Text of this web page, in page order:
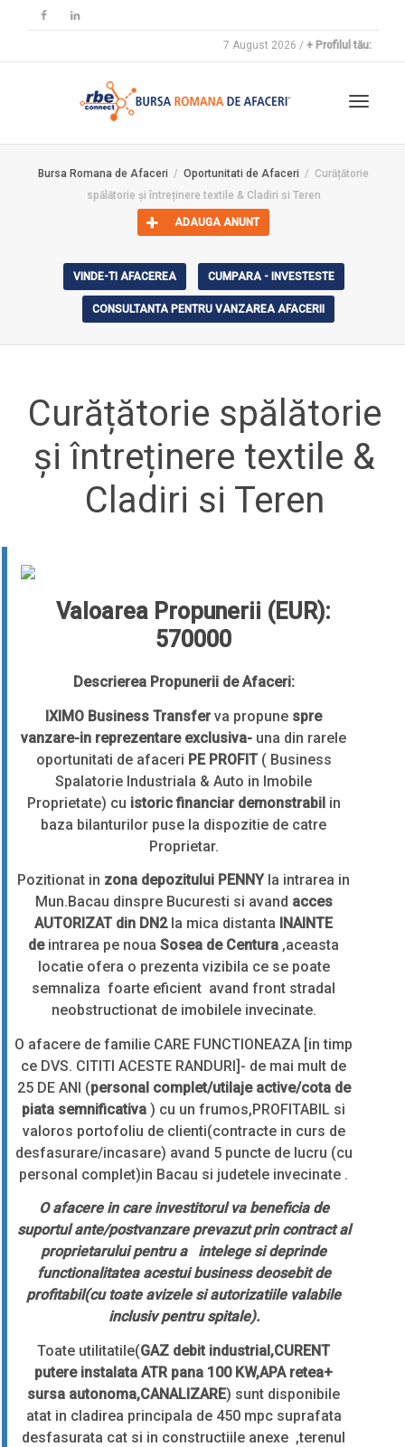
7 August 2026 / + Profilul tău:
Bursa Romana de Afaceri Oportunitati de Afaceri
Curățătorie
spălătorie și întreținere textile & Cladiri si Teren
ADAUGA ANUNT
VINDE-TI AFACEREA CUMPARA - INVESTESTE
CONSULTANTA PENTRU VANZAREA AFACERII
Curățătorie spălătorie
și întreținere textile &
Cladiri si Teren
Valoarea Propunerii (EUR):
570000
Descrierea Propunerii de Afaceri:
IXIMO Business Transferva propune spre
vanzare-in reprezentare exclusiva- una din rarele
oportunitati de afaceri PE PROFIT( Business
Spalatorie Industriala & Auto in Imobile
Proprietate) cu istoric financiar demonstrabilin
baza bilanturilor puse la dispozitie de catre
Proprietar.
Pozitionat in zona depozitului PENNY la intrarea in
Mun.Bacau dinspre Bucuresti si avand acces
AUTORIZAT din DN2la mica distanta
INAINTE
deintrarea pe noua Sosea de Centura ,aceasta
locatie ofera o prezenta vizibila ce se poate
semnaliza foarte eficient avand front stradal
neobstructionat de imobilele invecinate.
O afacere de familie CARE FUNCTIONEAZA [in timp
ce DVS. CITITI ACESTE RANDURI]- de mai mult de
25 DE ANI (personal complet/utilaje active/cota de
piata semnificativa ) cu un frumos,PROFITABIL si
valoros portofoliu de clienti(contracte in curs de
desfasurare/incasare) avand 5 puncte de lucru (cu
personal complet)in Bacau si judetele invecinate .
O afacere in care investitorul va beneficia de
suportul ante/postvanzare prevazut prin contract al
proprietarului pentru a intelege si deprinde
functionalitatea acestui business deosebit de
profitabil(cu toate avizele si autorizatiile valabile
inclusiv pentru spitale).
Toate utilitatile(GAZ debit industrial,CURENT
putere instalata ATR pana 100 KW,APA retea+
sursa autonoma,CANALIZARE) sunt disponibile
atat in cladirea principala de 450 mpc suprafata
desfasurata cat si in constructiile anexe ,terenul